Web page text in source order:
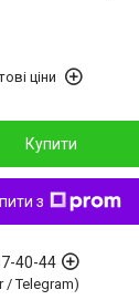
ціни
Купити
з
40-44
/ Telegram)